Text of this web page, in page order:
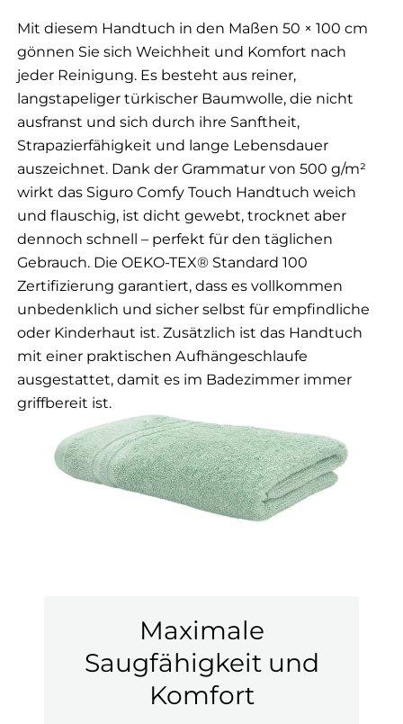
Mit diesem Handtuch in den Maßen 50 × 100 cm
gönnen Sie sich Weichheit und Komfort nach
jeder Reinigung. Es besteht aus reiner,
langstapeliger türkischer Baumwolle, die nicht
ausfranst und sich durch ihre Sanftheit,
Strapazierfähigkeit und lange Lebensdauer
auszeichnet. Dank der Grammatur von 500 g/m²
wirkt das Siguro Comfy Touch Handtuch weich
und flauschig, ist dicht gewebt, trocknet aber
dennoch schnell – perfekt für den täglichen
Gebrauch. Die OEKO-TEX® Standard 100
Zertifizierung garantiert, dass es vollkommen
unbedenklich und sicher selbst für empfindliche
oder Kinderhaut ist. Zusätzlich ist das Handtuch
mit einer praktischen Aufhängeschlaufe
ausgestattet, damit es im Badezimmer immer
griffbereit ist.
Maximale
Saugfähigkeit und
Komfort